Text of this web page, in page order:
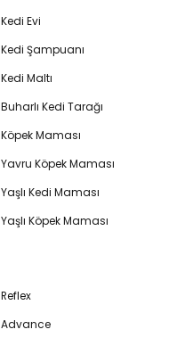
Kedi Evi
Kedi Şampuanı
Kedi Maltı
Buharlı Kedi Tarağı
Köpek Maması
Yavru Köpek Maması
Yaşlı Kedi Maması
Yaşlı Köpek Maması
Reflex
Advance